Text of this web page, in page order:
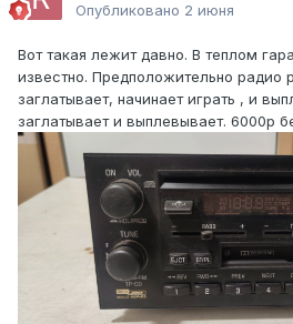
Опубликовано 2 июня
Вот такая лежит давно. В теплом
известно. Предположительно радио
заглатывает, начинает играть , и
заглатывает и выплевывает. 6000р